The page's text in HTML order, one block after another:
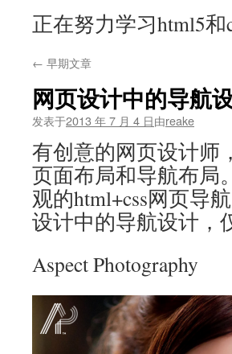
正在努力学习html5和
← 早期文章
网页设计中的导航
发表于2013 年 7 月 4 日由reake
有创意的网页设计师
页面布局和导航布局
观的html+css网页导
设计中的导航设计，
Aspect Photography